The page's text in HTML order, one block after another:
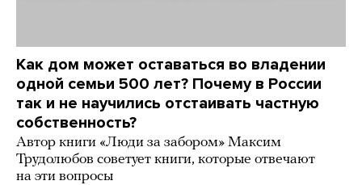
Как дом может оставаться во владении
одной семьи 500 лет? Почему в России
так и не научились отстаивать частную
собственность?
Автор книги «Люди за забором» Максим
Трудолюбов советует книги, которые отвечают
на эти вопросы